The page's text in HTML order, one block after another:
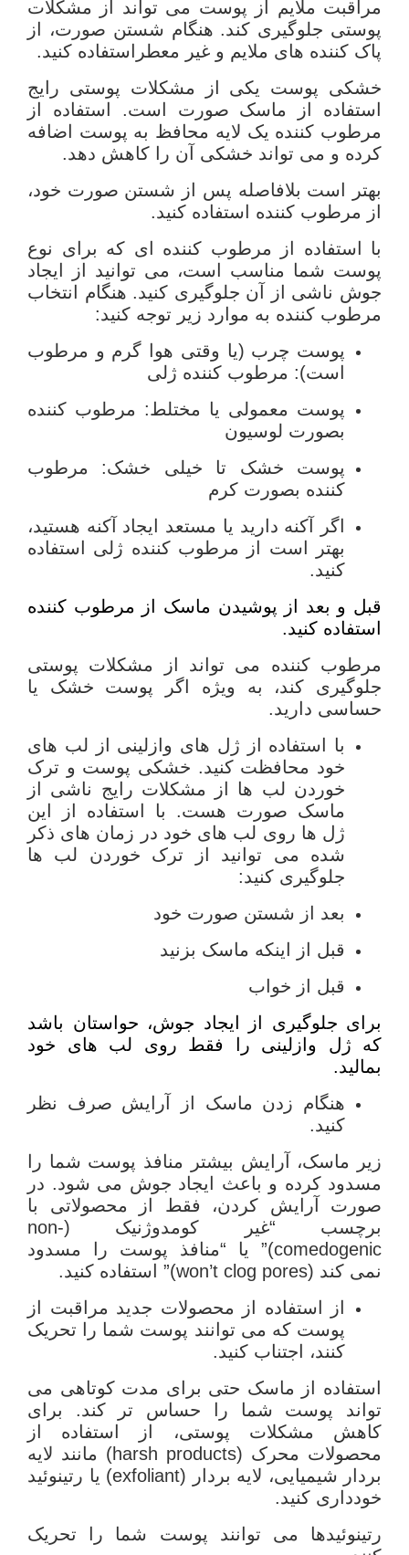
مراقبت ملایم از پوست می تواند از مشکلات
پوستی جلوگیری کند. هنگام شستن صورت، از
پاک کننده های ملایم و غیر معطراستفاده کنید.
خشکی پوست یکی از مشکلات پوستی رایج
استفاده از ماسک صورت است. استفاده از
مرطوب کننده یک لایه محافظ به پوست اضافه
کرده و می تواند خشکی آن را کاهش دهد.
بهتر است بلافاصله پس از شستن صورت خود،
از مرطوب کننده استفاده کنید.
با استفاده از مرطوب کننده ای که برای نوع
پوست شما مناسب است، می توانید از ایجاد
جوش ناشی از آن جلوگیری کنید. هنگام انتخاب
مرطوب کننده به موارد زیر توجه کنید:
پوست چرب (یا وقتی هوا گرم و مرطوب
است): مرطوب کننده ژلی
پوست معمولی یا مختلط: مرطوب کننده
بصورت لوسیون
پوست خشک تا خیلی خشک: مرطوب
کننده بصورت کرم
اگر آکنه دارید یا مستعد ایجاد آکنه هستید،
بهتر است از مرطوب کننده ژلی استفاده
کنید.
قبل و بعد از پوشیدن ماسک از مرطوب کننده
استفاده کنید.
مرطوب کننده می تواند از مشکلات پوستی
جلوگیری کند، به ویژه اگر پوست خشک یا
حساسی دارید.
با استفاده از ژل های وازلینی از لب های
خود محافظت کنید. خشکی پوست و ترک
خوردن لب ها از مشکلات رایج ناشی از
ماسک صورت هست. با استفاده از این
ژل ها روی لب های خود در زمان های ذکر
شده می توانید از ترک خوردن لب ها
جلوگیری کنید:
بعد از شستن صورت خود
قبل از اینکه ماسک بزنید
قبل از خواب
برای جلوگیری از ایجاد جوش، حواستان باشد
که ژل وازلینی را فقط روی لب های خود
بمالید.
هنگام زدن ماسک از آرایش صرف نظر
کنید.
زیر ماسک، آرایش بیشتر منافذ پوست شما را
مسدود کرده و باعث ایجاد جوش می شود. در
صورت آرایش کردن، فقط از محصولاتی با
برچسب “غیر کومدوژنیک (non-
comedogenic)” یا “منافذ پوست را مسدود
نمی کند (won’t clog pores)” استفاده کنید.
از استفاده از محصولات جدید مراقبت از
پوست که می توانند پوست شما را تحریک
کنند، اجتناب کنید.
استفاده از ماسک حتی برای مدت کوتاهی می
تواند پوست شما را حساس تر کند. برای
کاهش مشکلات پوستی، از استفاده از
محصولات محرک (harsh products) مانند لایه
بردار شیمیایی، لایه بردار (exfoliant) یا رتینوئید
خودداری کنید.
رتینوئیدها می توانند پوست شما را تحریک